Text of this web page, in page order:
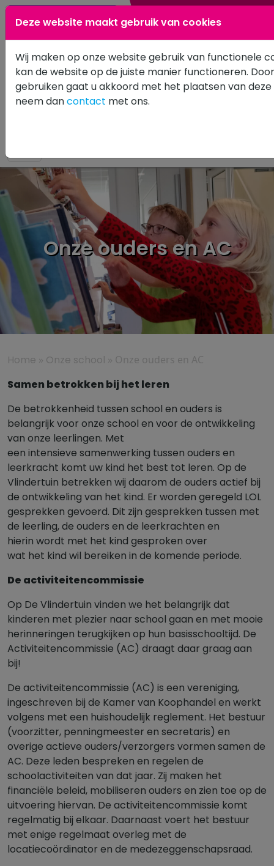
0183 601502
Onze ouders en AC
Home » Onze school » Onze ouders en AC
Samen betrokken bij het leren
De betrokkenheid tussen school en ouders is
belangrijk voor onze school en voor de ontwikkeling
van onze leerlingen. Met
een intensieve samenwerking tussen ouders en
leerkracht komt uw kind het best tot leren. Op de
Vlindertuin betrekken wij daarom de ouders actief bij
de ontwikkeling van het kind. Er worden geregeld LOL
gesprekken gevoerd. Dit zijn gesprekken tussen met
de leerling, de ouders en de leerkrachten en
hierin wordt met het kind gesproken over
wat het kind wil bereiken in de komende periode.
De activiteitencommissie
Op De Vlindertuin vinden we het belangrijk dat
kinderen met plezier naar school gaan en met mooie
herinneringen terugkijken op hun basisschooltijd. De
Activiteitencommissie (AC) draagt daar graag aan
bij!
De activiteitencommissie (AC) is een vereniging,
ingeschreven bij de Kamer van Koophandel en werkt
volgens met een huishoudelijk reglement. Het bestuur
(voorzitter, penningmeester en secretaris) en
overige actieve ouders/verzorgers vormen samen de
AC. Deze leden bespreken en regelen de
schoolactiviteiten van dat jaar. Zij maken het
financiële beleid, mobiliseren ouders en zien toe op de
uitvoering hiervan. De activiteitencommissie komt
regelmatig bij elkaar. Daarnaast voert het bestuur
met enige regelmaat overleg met de
locatiecoördinator en de medezeggenschapsraad.
Deze website maakt gebruik van cookies
Wij maken op onze website gebruik van functionele
kan de website op de juiste manier functioneren.
gebruiken gaat u akkoord met het plaatsen van
neem dancontact met ons.